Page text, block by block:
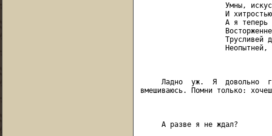
Умны,
И
А я теперь
Трусливей
Неопытней,
Ладно  уж.  Я  довольно
вмешиваюсь. Помни только:
     А разве я не ждал?